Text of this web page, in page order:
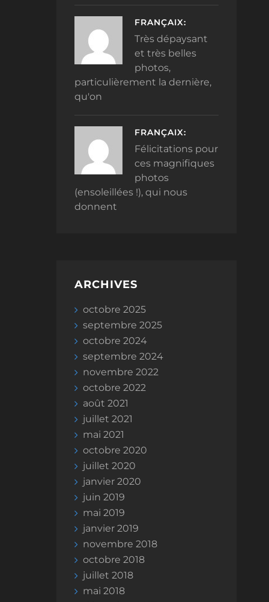
FRANÇAIX:
Très dépaysant
et très belles
photos,
particulièrement la dernière,
qu'on
FRANÇAIX:
Félicitations pour
ces magnifiques
photos
(ensoleillées !), qui nous
donnent
ARCHIVES
octobre 2025
septembre 2025
octobre 2024
septembre 2024
novembre 2022
octobre 2022
août 2021
juillet 2021
mai 2021
octobre 2020
juillet 2020
janvier 2020
juin 2019
mai 2019
janvier 2019
novembre 2018
octobre 2018
juillet 2018
mai 2018